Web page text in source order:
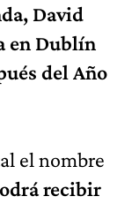
David
en Dublín
del Año
el nombre
recibir